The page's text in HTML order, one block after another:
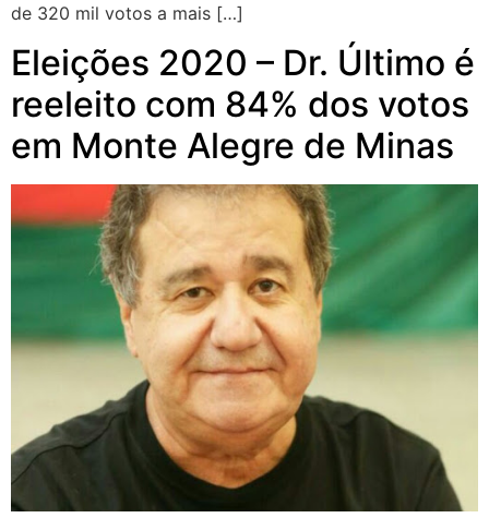
de 320 mil votos a mais […]
Eleições 2020 – Dr. Último é
reeleito com 84% dos votos
em Monte Alegre de Minas